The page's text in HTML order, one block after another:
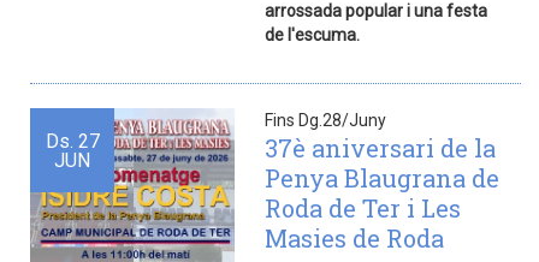
arrossada popular i una festa
de l'escuma.
Ds. 27
JUN
Fins Dg.28/Juny
37è aniversari de la
Penya Blaugrana de
Roda de Ter i Les
Masies de Roda